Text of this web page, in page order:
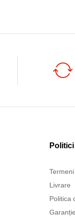
Politici
Livrare
Politica
Garanție